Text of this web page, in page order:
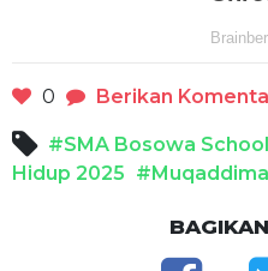
0 Berikan
#SMA Bosowa School
Hidup 2025